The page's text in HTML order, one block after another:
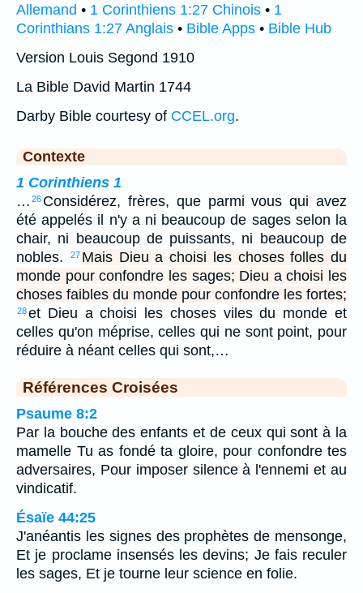
Allemand • 1 Corinthiens 1:27 Chinois • 1
Corinthians 1:27 Anglais • Bible Apps • Bible Hub
Version Louis Segond 1910
La Bible David Martin 1744
Darby Bible courtesy of CCEL.org.
Contexte
1 Corinthiens 1
… 26 Considérez, frères, que parmi vous qui avez
été appelés il n'y a ni beaucoup de sages selon la
chair, ni beaucoup de puissants, ni beaucoup de
nobles.
27 Mais Dieu a choisi les choses folles du
monde pour confondre les sages; Dieu a choisi les
choses faibles du monde pour confondre les fortes;
28et Dieu a choisi les choses viles du monde et
celles qu'on méprise, celles qui ne sont point, pour
réduire à néant celles qui sont,…
Références Croisées
Psaume 8:2
Par la bouche des enfants et de ceux qui sont à la
mamelle Tu as fondé ta gloire, pour confondre tes
adversaires, Pour imposer silence à l'ennemi et au
vindicatif.
Ésaïe 44:25
J'anéantis les signes des prophètes de mensonge,
Et je proclame insensés les devins; Je fais reculer
les sages, Et je tourne leur science en folie.